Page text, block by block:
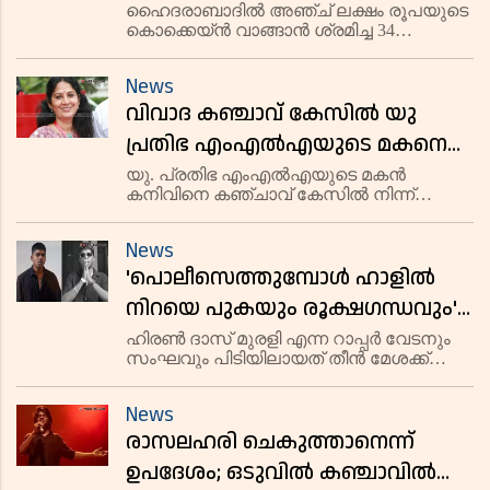
ഓർഡർ, അറസ്റ്റ്
ഹൈദരാബാദിൽ അഞ്ച് ലക്ഷം രൂപയുടെ
കൊക്കെയ്ൻ വാങ്ങാൻ ശ്രമിച്ച 34
ഇടനിലക്കാരൻ വഴിയാണ് യുവതി
ലഹരിമരുന്ന് ഓർഡർ ചെയ്തത്.
News
വിവാദ കഞ്ചാവ് കേസിൽ യു
പ്രതിഭ എംഎൽഎയുടെ മകനെ
ഒഴിവാക്കി എക്സൈസ്
യു. പ്രതിഭ എംഎൽഎയുടെ മകൻ
കനിവിനെ കഞ്ചാവ് കേസിൽ നിന്ന്
പ്രതിപ്പട്ടികയിൽ നിന്ന് നീക്കി. കഞ്ചാവ്
ഉപയോഗിച്ചതിന് മതിയായ തെളിവോ
സാക്ഷികളോ
News
'പൊലീസെത്തുമ്പോള്‍ ഹാളില്‍
നിറയെ പുകയും രൂക്ഷഗന്ധവും';
വേടനും സംഘവും പിടിയിലായത്
തീന്‍ മേശക്ക് ചുറ്റുമിരുന്ന്
കഞ്ചാവ് വലിക്കുന്നതിനിടെയെന്ന്
എഫ്‌ഐആര്‍
ഹിരണ്‍ ദാസ് മുരളി എന്ന റാപ്പര്‍ വേടനും
സംഘവും പിടിയിലായത് തീന്‍ മേശക്ക്
റിപ്പോര്‍ട്ട്. അന്വേഷണ ഉദ്യോഗസ്ഥര്‍
സ്ഥലത്തെത്തുമ്പോള്‍ വേടന്റെ ഫ്‌ലാറ
News
രാസലഹരി ചെകുത്താനെന്ന്
ഉപദേശം; ഒടുവില്‍ കഞ്ചാവില്‍